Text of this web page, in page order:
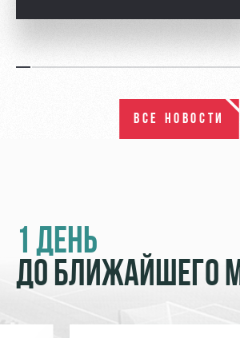
ВСЕ НОВОСТИ
1 ДЕНЬ
ДО БЛИЖАЙШЕГО